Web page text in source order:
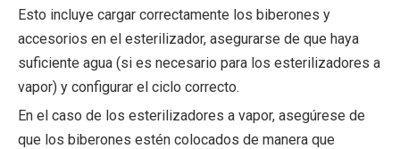
Esto incluye cargar correctamente los biberones y
accesorios en el esterilizador, asegurarse de que haya
suficiente agua (si es necesario para los esterilizadores a
vapor) y configurar el ciclo correcto.
En el caso de los esterilizadores a vapor, asegúrese de
que los biberones estén colocados de manera que